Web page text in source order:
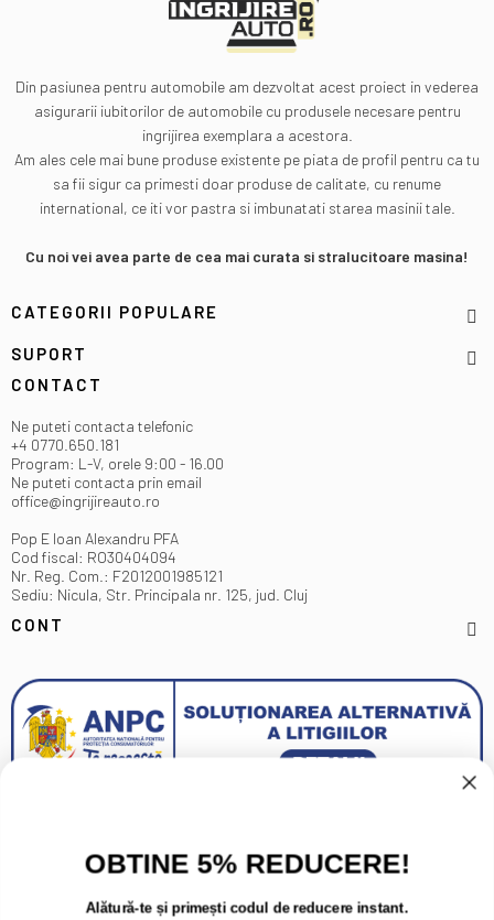
Din pasiunea pentru automobile am dezvoltat acest proiect in vederea
asigurarii iubitorilor de automobile cu produsele necesare pentru
ingrijirea exemplara a acestora.
Am ales cele mai bune produse existente pe piata de profil pentru ca tu
sa fii sigur ca primesti doar produse de calitate, cu renume
international, ce iti vor pastra si imbunatati starea masinii tale.
Cu noi vei avea parte de cea mai curata si stralucitoare masina!
CATEGORII POPULARE
SUPORT
CONTACT
Ne puteti contacta telefonic
+4 0770.650.181
Program: L-V, orele 9:00 - 16.00
Ne puteti contacta prin email
office@ingrijireauto.ro
Pop E Ioan Alexandru PFA
Cod fiscal: RO30404094
Nr. Reg. Com.: F2012001985121
Sediu: Nicula, Str. Principala nr. 125, jud. Cluj
CONT
OBTINE 5% REDUCERE!
Alătură-te și primești codul de reducere instant.